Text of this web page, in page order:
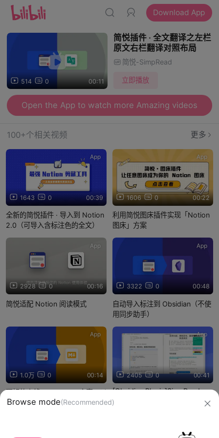
Download App
514 0 00:11
简悦插件 · 全文翻译之左栏
原文右栏翻译对照布局
简悦-SimpRead
立即播放
Open the App to watch more Amazing videos
100+个相关视频 更多
1643 0 00:39
App
全新的简悦插件 · 导入到 Notion
2.0（可导入含标注色的全文）
1606 0 00:22
App
利用简悦图床插件实现「Notion
图床」方案
2928 0 00:16
App
简悦适配 Notion 阅读模式
3322 0 00:48
App
自动导入标注到 Obsidian（不使
用同步助手）
1.0万 0 00:14
App
更好的离线 Markdown 方案：以
md + assets 方式导出
2405 0 00:41
App
[Obsidian Plugin]SimpRead
Unreader Sync - 一站式标注及
Browse mode(Recommended)